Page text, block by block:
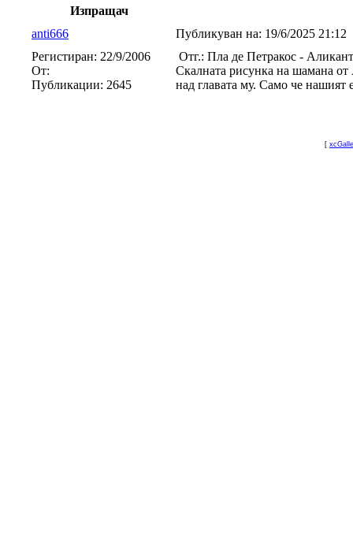
Изпращач
anti666
Публикуван на: 19/6/2025 21:12
Регистиран: 22/9/2006
От:
Публикации: 2645
Отг.: Пла де Петракос -
Скалната рисунка на шамана
над главата му. Само че нашият
[